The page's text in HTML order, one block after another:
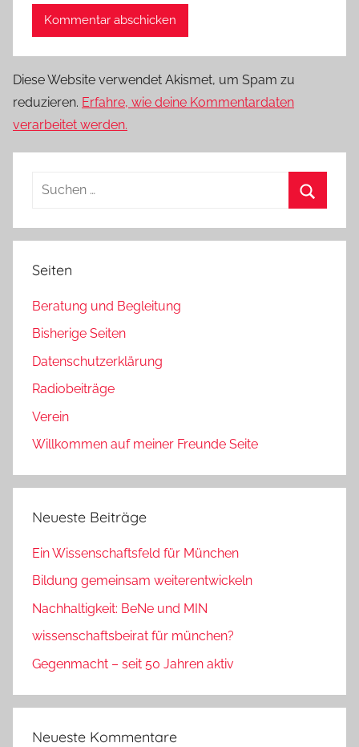
Diese Website verwendet Akismet, um Spam zu
reduzieren. Erfahre, wie deine Kommentardaten
verarbeitet werden.
Suchen
Seiten
Beratung und Begleitung
Bisherige Seiten
Datenschutzerklärung
Radiobeiträge
Verein
Willkommen auf meiner Freunde Seite
Neueste Beiträge
Ein Wissenschaftsfeld für München
Bildung gemeinsam weiterentwickeln
Nachhaltigkeit: BeNe und MIN
wissenschaftsbeirat für münchen?
Gegenmacht – seit 50 Jahren aktiv
Neueste Kommentare